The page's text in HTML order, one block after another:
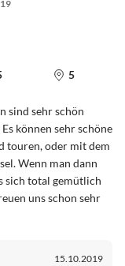
5
sind sehr schön
können sehr schöne
touren, oder mit dem
Wenn man dann
sich total gemütlich
uns schon sehr
15.10.2019